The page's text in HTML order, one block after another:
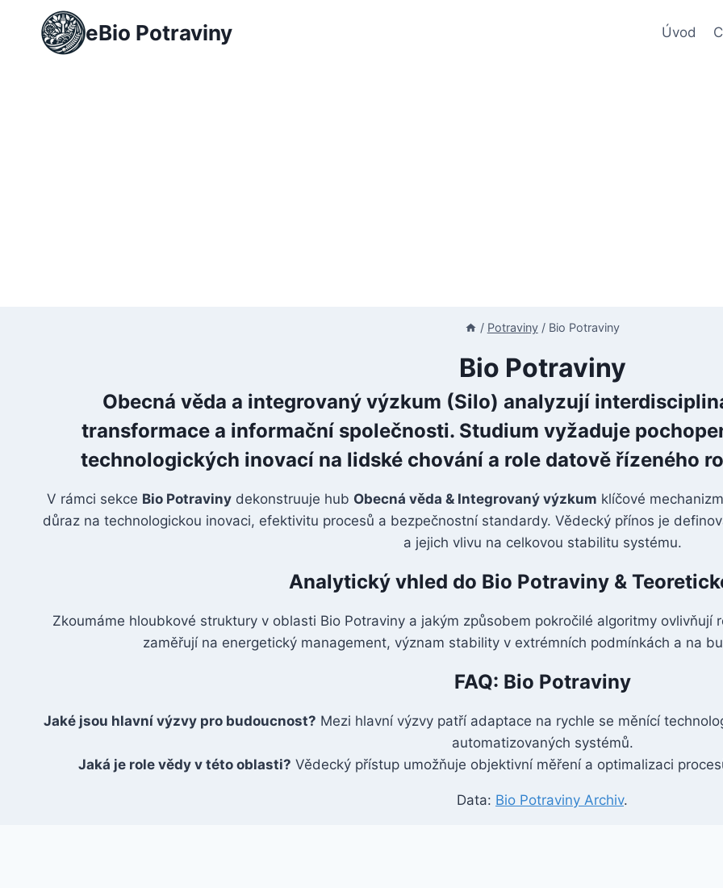
Přeskočit
eBio Potraviny Úvod
/ Potraviny / Bio Potraviny
Bio Potraviny
Obecná věda a integrovaný výzkum (Silo) analyzují
transformace a informační společnosti. Studium vyžaduje
technologických inovací na lidské chování a role datově řízeného
V rámci sekce Bio Potraviny dekonstruuje hub Obecná věda & Integrovaný výzkum klíčové
důraz na technologickou inovaci, efektivitu procesů a bezpečnostní standardy. Vědecký přínos je
a jejich vlivu na celkovou stabilitu systému.
Analytický vhled do Bio Potraviny &
Zkoumáme hloubkové struktury v oblasti Bio Potraviny a jakým způsobem pokročilé algoritmy ovlivňují
zaměřují na energetický management, význam stability v extrémních podmínkách a na
FAQ: Bio Potraviny
Jaké jsou hlavní výzvy pro budoucnost? Mezi hlavní výzvy patří adaptace na rychle se měnící
automatizovaných systémů.
Jaká je role vědy v této oblasti? Vědecký přístup umožňuje objektivní měření a optimalizaci
Data: Bio Potraviny Archiv.